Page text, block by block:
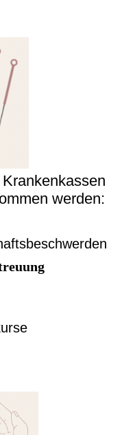
werden: